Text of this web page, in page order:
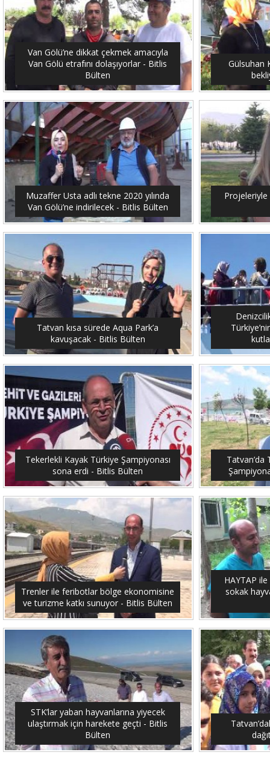
Van Gölü’ne dikkat çekmek amacıyla
Van Gölü etrafını dolaşıyorlar - Bitlis
Bülten
Gülsuhan
Muzaffer Usta adlı tekne 2020 yılında
Van Gölü’ne indirilecek - Bitlis Bülten
Projeleriyle
Tatvan kısa sürede Aqua Park’a
kavuşacak - Bitlis Bülten
Tekerlekli Kayak Türkiye Şampiyonası
sona erdi - Bitlis Bülten
Tatvan’da
Trenler ile feribotlar bölge ekonomisine
ve turizme katkı sunuyor - Bitlis Bülten
HAYTAP
sokak
STK’lar yaban hayvanlarına yiyecek
ulaştırmak için harekete geçti - Bitlis
Bülten